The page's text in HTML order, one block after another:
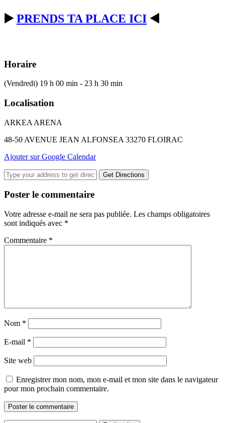
▶️PRENDS TA PLACE ICI ◀️
Horaire
(Vendredi) 19 h 00 min - 23 h 30 min
Localisation
ARKEA ARENA
48-50 AVENUE JEAN ALFONSEA 33270 FLOIRAC
Ajouter sur Google Calendar
Get Directions
Poster le commentaire
Votre adresse e-mail ne sera pas publiée. Les champs obligatoires
sont indiqués avec *
Commentaire *
Nom *
E-mail *
Site web
Enregistrer mon nom, mon e-mail et mon site dans le navigateur
pour mon prochain commentaire.